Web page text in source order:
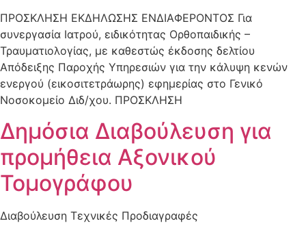
ΠΡΟΣΚΛΗΣΗ ΕΚΔΗΛΩΣΗΣ ΕΝΔΙΑΦΕΡΟΝΤΟΣ Για
συνεργασία Ιατρού, ειδικότητας Ορθοπαιδικής –
Τραυματιολογίας, με καθεστώς έκδοσης δελτίου
Απόδειξης Παροχής Υπηρεσιών για την κάλυψη κενών
ενεργού (εικοσιτετράωρης) εφημερίας στο Γενικό
Νοσοκομείο Διδ/χου. ΠΡΟΣΚΛΗΣΗ
Δημόσια Διαβούλευση για
προμήθεια Αξονικού
Τομογράφου
Διαβούλευση Τεχνικές Προδιαγραφές